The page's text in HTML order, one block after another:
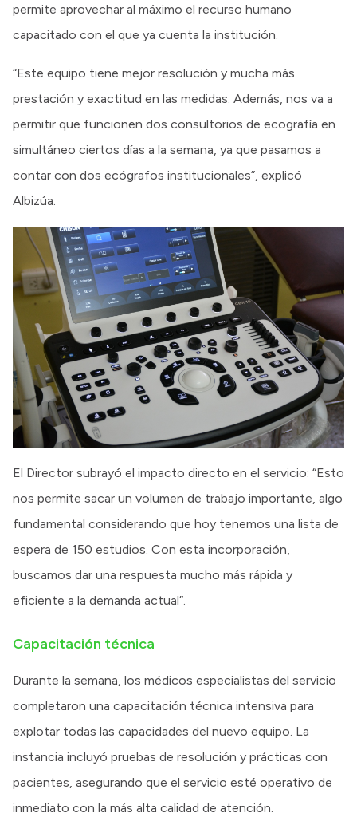
permite aprovechar al máximo el recurso humano
capacitado con el que ya cuenta la institución.
“Este equipo tiene mejor resolución y mucha más
prestación y exactitud en las medidas. Además, nos va a
permitir que funcionen dos consultorios de ecografía en
simultáneo ciertos días a la semana, ya que pasamos a
contar con dos ecógrafos institucionales”, explicó
Albizúa.
El Director subrayó el impacto directo en el servicio: “Esto
nos permite sacar un volumen de trabajo importante, algo
fundamental considerando que hoy tenemos una lista de
espera de 150 estudios. Con esta incorporación,
buscamos dar una respuesta mucho más rápida y
eficiente a la demanda actual”.
Capacitación técnica
Durante la semana, los médicos especialistas del servicio
completaron una capacitación técnica intensiva para
explotar todas las capacidades del nuevo equipo. La
instancia incluyó pruebas de resolución y prácticas con
pacientes, asegurando que el servicio esté operativo de
inmediato con la más alta calidad de atención.